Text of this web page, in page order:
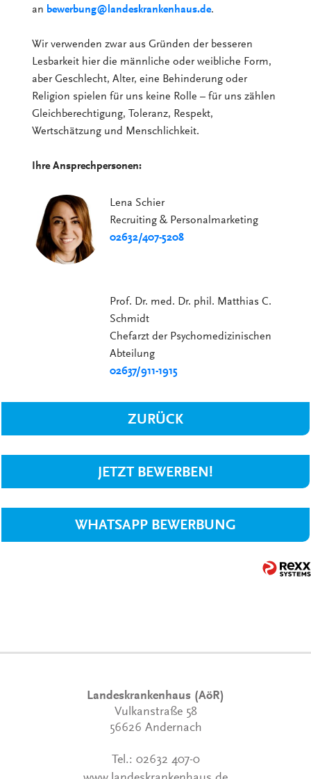
an bewerbung@landeskrankenhaus.de.
Wir verwenden zwar aus Gründen der besseren
Lesbarkeit hier die männliche oder weibliche Form,
aber Geschlecht, Alter, eine Behinderung oder
Religion spielen für uns keine Rolle – für uns zählen
Gleichberechtigung, Toleranz, Respekt,
Wertschätzung und Menschlichkeit.
Ihre Ansprechpersonen:
Lena Schier
Recruiting & Personalmarketing
02632/407-5208
Prof. Dr. med. Dr. phil. Matthias C.
Schmidt
Chefarzt der Psychomedizinischen
Abteilung
02637/911-1915
ZURÜCK
JETZT BEWERBEN!
WHATSAPP BEWERBUNG
Landeskrankenhaus (AöR)
Vulkanstraße 58
56626 Andernach
Tel.: 02632 407-0